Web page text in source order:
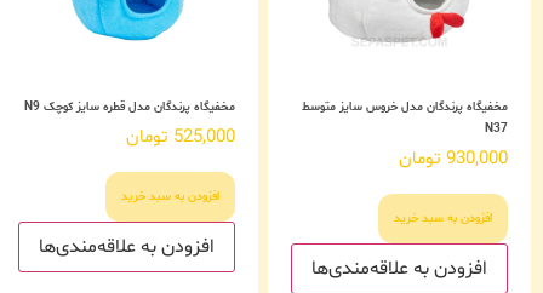
مخفیگاه پرندگان مدل خروس سایز متوسط
N37
930,000 تومان
افزودن به سبد خرید
افزودن به علاقه‌مندی‌ها
مخفیگاه پرندگان مدل قطره سایز کوچک N9
525,000 تومان
افزودن به سبد خرید
افزودن به علاقه‌مندی‌ها